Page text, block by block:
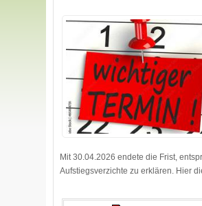
Mit 30.04.2026 endete die Frist,
Aufstiegsverzichte zu erklären. Hier